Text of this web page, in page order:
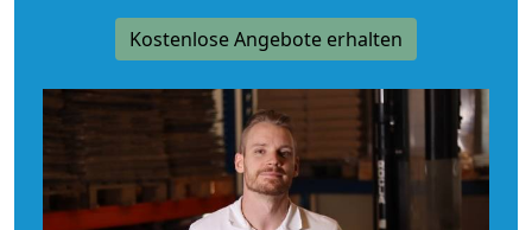
Kostenlose Angebote erhalten